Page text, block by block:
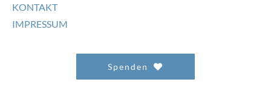
KONTAKT
IMPRESSUM
Spenden